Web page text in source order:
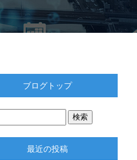
ブログトップ
最近の投稿